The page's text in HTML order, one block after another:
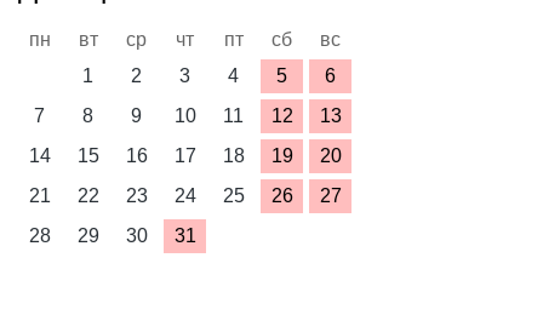
пн вт ср чт пт сб
вс
1
2 3 4 5
6
7
8 9 10 11 12
13
14
15 16 17 18 19
20
21
22 23 24 25 26
27
28
29 30 31